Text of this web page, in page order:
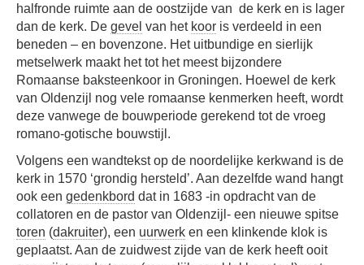
halfronde ruimte aan de oostzijde van de kerk en is lager
dan de kerk. De gevel van het koor is verdeeld in een
beneden – en bovenzone. Het uitbundige en sierlijk
metselwerk maakt het tot het meest bijzondere
Romaanse baksteenkoor in Groningen. Hoewel de kerk
van Oldenzijl nog vele romaanse kenmerken heeft, wordt
deze vanwege de bouwperiode gerekend tot de vroeg
romano-gotische bouwstijl.
Volgens een wandtekst op de noordelijke kerkwand is de
kerk in 1570 ‘grondig hersteld’. Aan dezelfde wand hangt
ook een gedenkbord dat in 1683 -in opdracht van de
collatoren en de pastor van Oldenzijl- een nieuwe spitse
toren (dakruiter), een uurwerk en een klinkende klok is
geplaatst. Aan de zuidwest zijde van de kerk heeft ooit